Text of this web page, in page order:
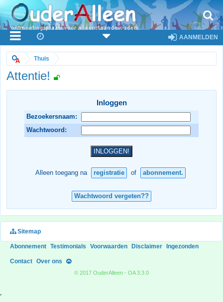
AANMELDEN
Thuis
Attentie!
Inloggen
Bezoekersnaam:
Wachtwoord:
Alleen toegang na registratie of abonnement.
Wachtwoord vergeten??
Sitemap
Abonnement Testimonials Voorwaarden Disclaimer Ingezonden
Contact Over ons
© 2017 OuderAlleen - OA 3.3.0